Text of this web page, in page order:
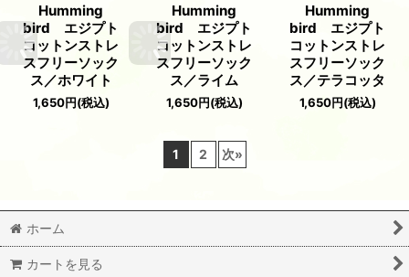
Humming
bird エジプト
コットンストレ
スフリーソック
ス／ホワイト
1,650円(税込)
Humming
bird エジプト
コットンストレ
スフリーソック
ス／ライム
1,650円(税込)
Humming
bird エジプト
コットンストレ
スフリーソック
ス／テラコッタ
1,650円(税込)
1 2 次»
ホーム
カートを見る